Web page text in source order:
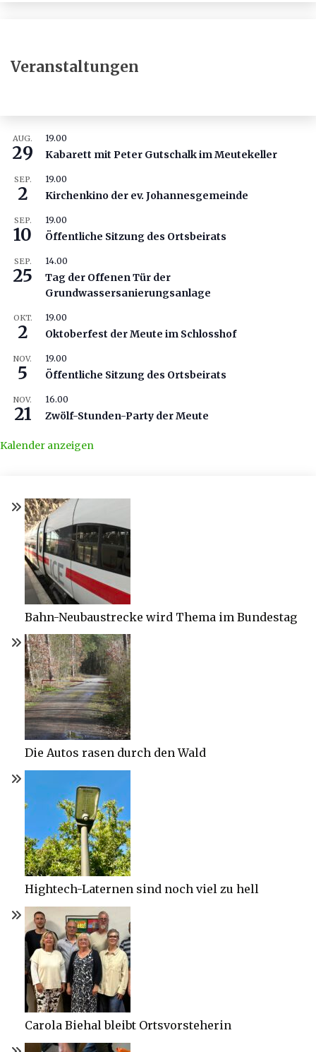
Veranstaltungen
AUG.
29
19.00
Kabarett mit Peter Gutschalk im Meutekeller
SEP.
2
19.00
Kirchenkino der ev. Johannesgemeinde
SEP.
10
19.00
Öffentliche Sitzung des Ortsbeirats
SEP.
25
14.00
Tag der Offenen Tür der
Grundwassersanierungsanlage
OKT.
2
19.00
Oktoberfest der Meute im Schlosshof
NOV.
5
19.00
Öffentliche Sitzung des Ortsbeirats
NOV.
21
16.00
Zwölf-Stunden-Party der Meute
Kalender anzeigen
Bahn-Neubaustrecke wird Thema im Bundestag
Die Autos rasen durch den Wald
Hightech-Laternen sind noch viel zu hell
Carola Biehal bleibt Ortsvorsteherin